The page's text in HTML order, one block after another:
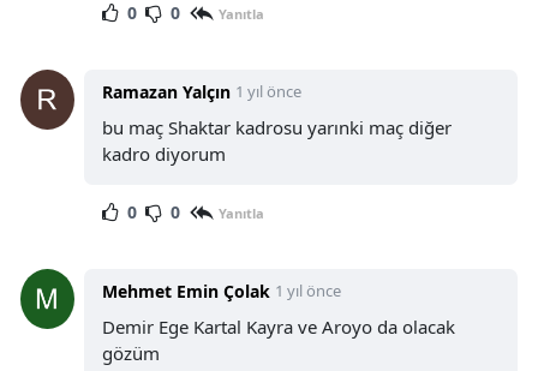
0 0 Yanıtla
Ramazan Yalçın 1 yıl önce
bu maç Shaktar kadrosu yarınki maç diğer
kadro diyorum
0 0 Yanıtla
Mehmet Emin Çolak 1 yıl önce
Demir Ege Kartal Kayra ve Aroyo da olacak
gözüm